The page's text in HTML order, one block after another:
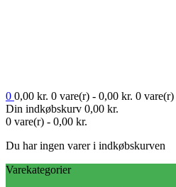
0 0,00 kr. 0 vare(r) - 0,00 kr. 0 vare(r)
Din indkøbskurv 0,00 kr.
0 vare(r) - 0,00 kr.
Du har ingen varer i indkøbskurven
Varekategorier